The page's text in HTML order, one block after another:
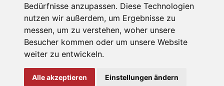
Bedürfnisse anzupassen. Diese Technologien
nutzen wir außerdem, um Ergebnisse zu
messen, um zu verstehen, woher unsere
Besucher kommen oder um unsere Website
weiter zu entwickeln.
Alle akzeptieren Einstellungen ändern
Impressum
Cookie Einstellungen